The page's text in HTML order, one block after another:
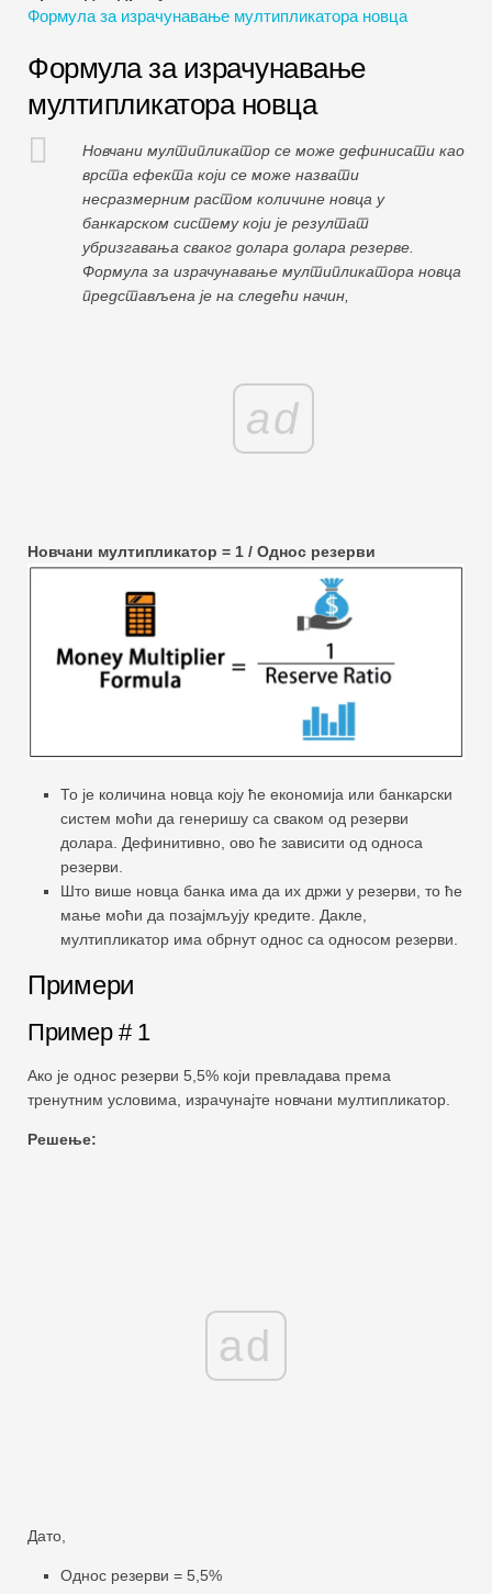
Водичи за финансијско моделирање
Пуни облик
Водичи за управљање ризиком
Формула за израчунавање мултипликатора новца
Формула за израчунавање
мултипликатора новца
Новчани мултипликатор се може дефинисати као
врста ефекта који се може назвати
несразмерним растом количине новца у
банкарском систему који је резултат
убризгавања сваког долара долара резерве.
Формула за израчунавање мултипликатора новца
представљена је на следећи начин,
ad
Новчани мултипликатор = 1 / Однос резерви
То је количина новца коју ће економија или банкарски
систем моћи да генеришу са сваком од резерви
долара. Дефинитивно, ово ће зависити од односа
резерви.
Што више новца банка има да их држи у резерви, то ће
мање моћи да позајмљују кредите. Дакле,
мултипликатор има обрнут однос са односом резерви.
Примери
Пример # 1
Ако је однос резерви 5,5% који превладава према
тренутним условима, израчунајте новчани мултипликатор.
Решење:
ad
Дато,
Однос резерви = 5,5%